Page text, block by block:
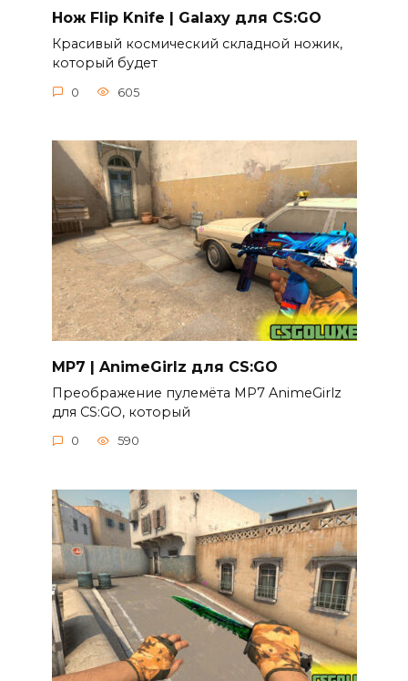
Нож Flip Knife | Galaxy для CS:GO
Красивый космический складной ножик,
который будет
0 605
MP7 | AnimeGirlz для CS:GO
Преображение пулемёта MP7 AnimeGirlz
для CS:GO, который
0 590